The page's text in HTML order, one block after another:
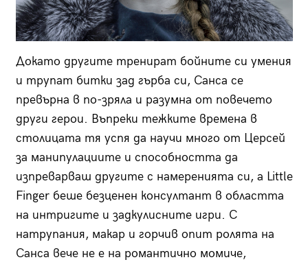
Докато другите тренират бойните си умения
и трупат битки зад гърба си, Санса се
превърна в по-зряла и разумна от повечето
други герои. Въпреки тежките времена в
столицата тя успя да научи много от Церсей
за манипулациите и способността да
изпреварваш другите с намеренията си, а Little
Finger беше безценен консултант в областта
на интригите и задкулисните игри. С
натрупания, макар и горчив опит ролята на
Санса вече не е на романтично момиче,